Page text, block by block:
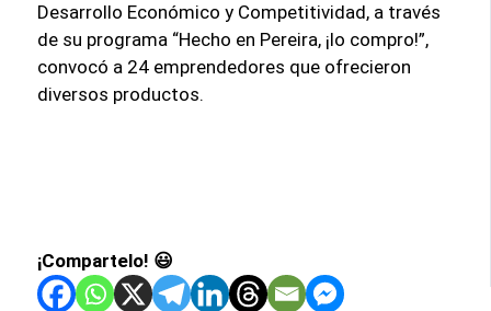
Desarrollo Económico y Competitividad, a través
de su programa “Hecho en Pereira, ¡lo compro!”,
convocó a 24 emprendedores que ofrecieron
diversos productos.
¡Compartelo! 😃